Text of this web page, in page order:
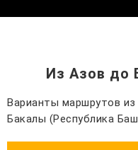
Из Азов до
Варианты маршрутов
Бакалы (Республика